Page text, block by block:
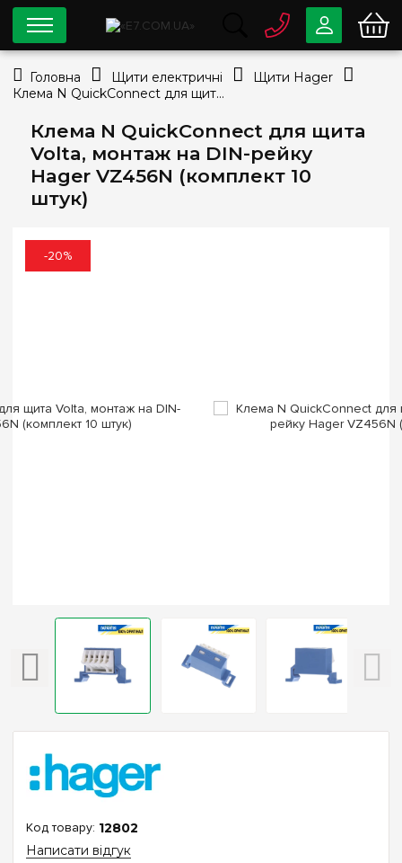
Клема N QuickConnect для щита
Volta, монтаж на DIN-рейку
Hager VZ456N (комплект 10
штук)
-20%
12802
Написати відгук
0 800 33-63-07
Безкоштовно
info@e7.com.ua
044334-79-78
Viber Telegram
Головна Щити електричні
Щити Hager
Клема N QuickConnect для щита Volta, монтаж на DIN-рейку Hager VZ456N (комплект 10 штук)